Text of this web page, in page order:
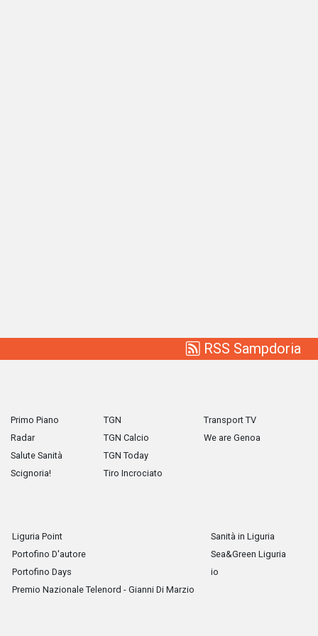
RSS Sampdoria
Primo Piano
Radar
Salute Sanità
Scignoria!
TGN
TGN Calcio
TGN Today
Tiro Incrociato
Transport TV
We are Genoa
Liguria Point
Portofino D'autore
Portofino Days
Premio Nazionale Telenord - Gianni Di Marzio
Sanità in Liguria
Sea&Green Liguria
io